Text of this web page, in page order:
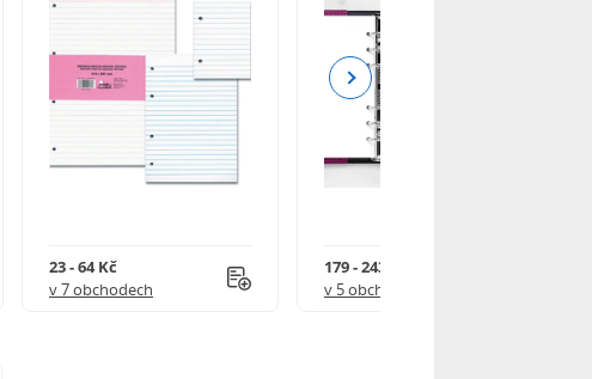
23 - 64 Kč
v 7 obchodech
179 - 243 Kč
v 5 obchodech
Next